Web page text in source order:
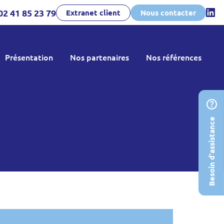
Besoin d'assistance
41 85 23 79 Extranet client Nous contacter
et
Présentation Nos partenaires Nos références